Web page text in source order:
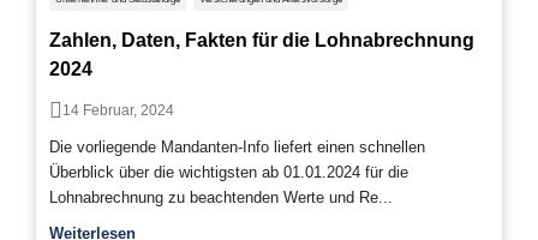
Zahlen, Daten, Fakten für die Lohnabrechnung
2024
14 Februar, 2024
Die vorliegende Mandanten-Info liefert einen schnellen
Überblick über die wichtigsten ab 01.01.2024 für die
Lohnabrechnung zu beachtenden Werte und Re...
Weiterlesen